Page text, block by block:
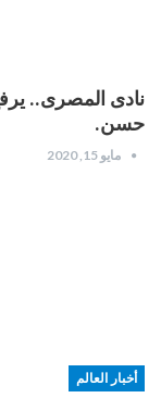
نادى المصرى..
حسن.
مايو 15, 2020
أخبار العالم